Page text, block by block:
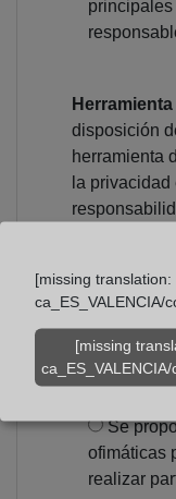
disposición
herramienta
la
la
Algunos
disponen
/
Se
ofimáticas
realizar
[missing translation:
ca_ES_VALENCIA/
[missing